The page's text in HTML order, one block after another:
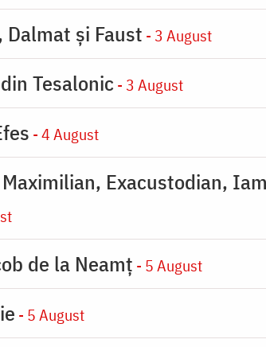
şi Faust - 3 August
Tesalonic - 3 August
- 4 August
Exacustodian,
de la Neamț - 5 August
- 5 August